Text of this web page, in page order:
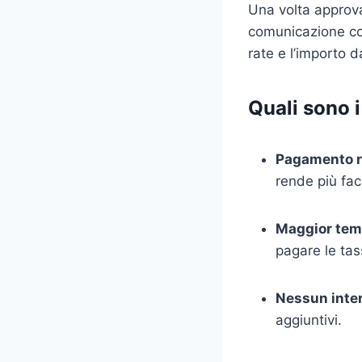
Una volta
comunicazione
rate e l’importo
Quali sono
Pagamento
rende più
Maggior
pagare le
Nessun
aggiuntivi.